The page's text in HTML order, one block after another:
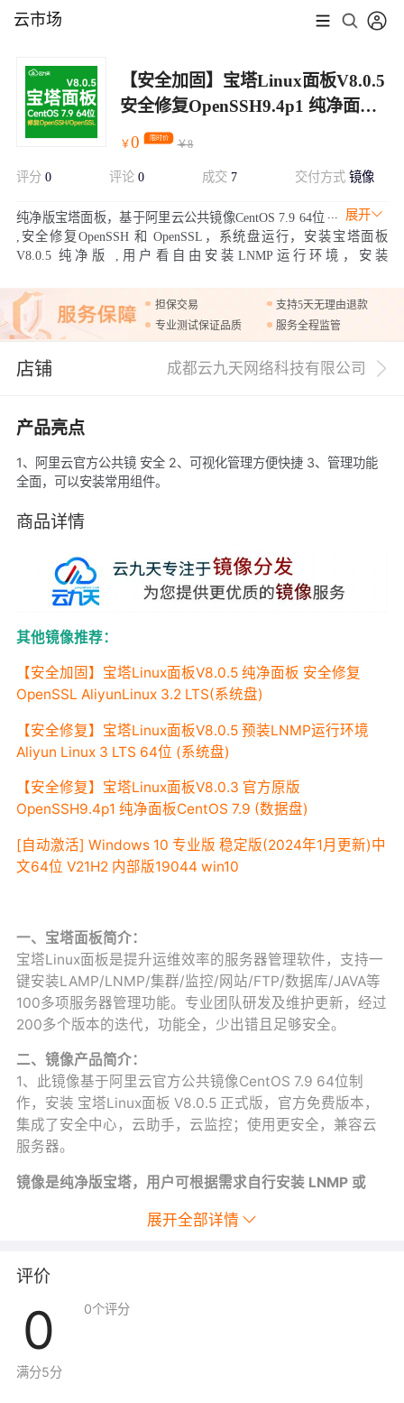
云市场
【安全加固】宝塔Linux面板V8.0.5
安全修复OpenSSH9.4p1 纯净面板
CentOS7.9(系统盘运行)服务器管理
￥0 限时价
￥8
评分 0 评论 0 成交 7 交付方式镜像
展开
纯净版宝塔面板，基于阿里云公共镜像CentOS 7.9 64位
,安全修复OpenSSH 和 OpenSSL，系统盘运行，安装宝塔面板
V8.0.5 纯净版 ,用户看自由安装LNMP运行环境，安装
他软件。
担保交易
支持5天无理由退款
专业测试保证品质
服务全程监管
店铺 成都云九天网络科技有限公司
产品亮点
1、阿里云官方公共镜 安全 2、可视化管理方便快捷 3、管理功能
全面，可以安装常用组件。
商品详情
其他镜像推荐：
【安全加固】宝塔Linux面板V8.0.5 纯净面板 安全修复
OpenSSL AliyunLinux 3.2 LTS(系统盘)
【安全修复】宝塔Linux面板V8.0.5 预装LNMP运行环境
Aliyun Linux 3 LTS 64位 (系统盘)
【安全修复】宝塔Linux面板V8.0.3 官方原版
OpenSSH9.4p1 纯净面板CentOS 7.9 (数据盘)
[自动激活] Windows 10 专业版 稳定版(2024年1月更新)中
文64位 V21H2 内部版19044 win10
一、宝塔面板简介：
宝塔Linux面板是提升运维效率的服务器管理软件，支持一
键安装LAMP/LNMP/集群/监控/网站/FTP/数据库/JAVA等
100多项服务器管理功能。专业团队研发及维护更新，经过
200多个版本的迭代，功能全，少出错且足够安全。
二、镜像产品简介：
1、此镜像基于阿里云官方公共镜像CentOS 7.9 64位制
作，安装 宝塔Linux面板 V8.0.5 正式版，官方免费版本，
集成了安全中心，云助手，云监控；使用更安全，兼容云
服务器。
镜像是纯净版宝塔，用户可根据需求自行安装 LNMP 或
针对系统做了部分安全修复和优化；服务器内部的日常运
维/网站维护还需要您自行完成。也可以购买付费服务处
理。
展开全部详情
评价
0
满分5分
0个评分